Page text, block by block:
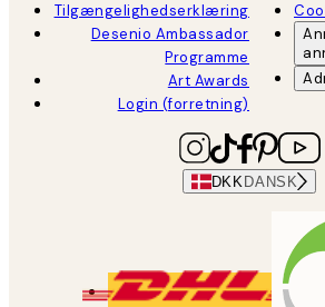
Tilgængelighedserklæring
Desenio Ambassador
Programme
Art Awards
Login (forretning)
DKK DANSK